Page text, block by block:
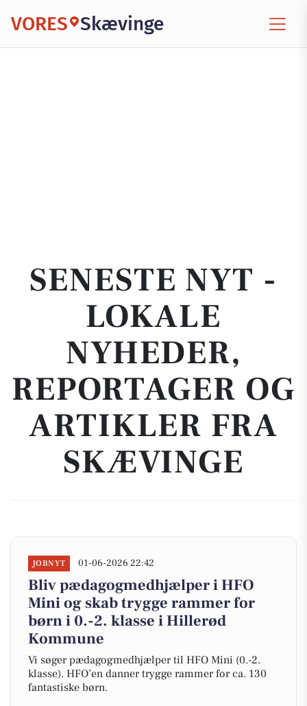
VORES Skævinge
SENESTE NYT -
LOKALE
NYHEDER,
REPORTAGER OG
ARTIKLER FRA
SKÆVINGE
JOBNYT 01-06-2026 22:42
Bliv pædagogmedhjælper i HFO
Mini og skab trygge rammer for
børn i 0.-2. klasse i Hillerød
Kommune
Vi søger pædagogmedhjælper til HFO Mini (0.-2.
klasse). HFO’en danner trygge rammer for ca. 130
fantastiske børn.